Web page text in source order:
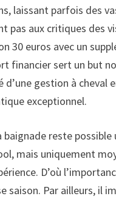
laissant parfois des
pas aux critiques
30 euros avec un
financier sert un but
gestion à
exceptionnel.
baignade reste
mais uniquement
D’où
saison. Par ailleurs, il